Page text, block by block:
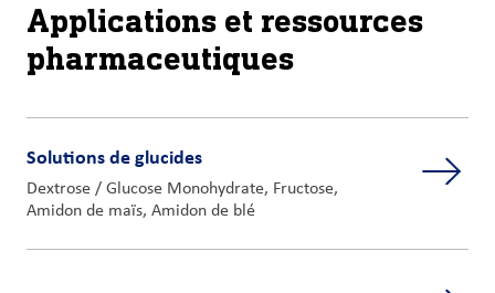
Applications et ressources
pharmaceutiques
Solutions de glucides
Dextrose / Glucose Monohydrate, Fructose,
Amidon de maïs, Amidon de blé